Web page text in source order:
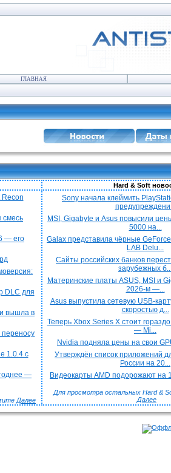
ГЛАВНАЯ
Hard & Soft
Recon
смесь
— его
DLC для
вышла в
1.0.4 с
—
Далее
Sony начала клеймить
MSI, Gigabyte и Asus повысили
5000 на...
Galax представила чёрные
LAB Delu...
Сайты российских банков
зарубежных
Материнские платы ASUS, MSI и
2026-м —...
Asus выпустила сетевую USB-
скоростью д...
Теперь Xbox Series X стоит
— Mi...
Nvidia подняла цены на свои
Утверждён список приложений
России на 20...
Видеокарты AMD подорожают на
Для просмотра остальных Hard &
Далее